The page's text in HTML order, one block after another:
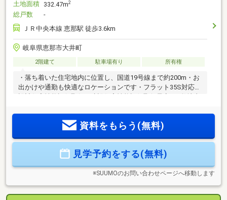
土地面積 332.47m2
総戸数
-
ＪＲ中央本線 恵那駅 徒歩3.6km
岐阜県恵那市大井町
2階建て 駐車場有り 所有権
・落ち着いた住宅地内に位置し、国道19号線まで約200m・お
出かけや通勤も快適なロケーションです・フラット35S対応、
設計住宅性能評価取得、建設住宅性能評価取得予定 ※敷地内
定になります。◇お問い合わせ方法◇≪ 最短1分！見学予約≫
日程調整も手間いらず！赤の見学予約をタップ！見学日程か
≫【通話無料】0573-62-2201スマホの方は青の「電話マー
ク」をタップ！≪ 資料請求 ≫オレンジのボタンをタップ！担
資料をもらう(無料)
見学予約をする(無料)
※SUUMOのお問い合わせページへ移動します